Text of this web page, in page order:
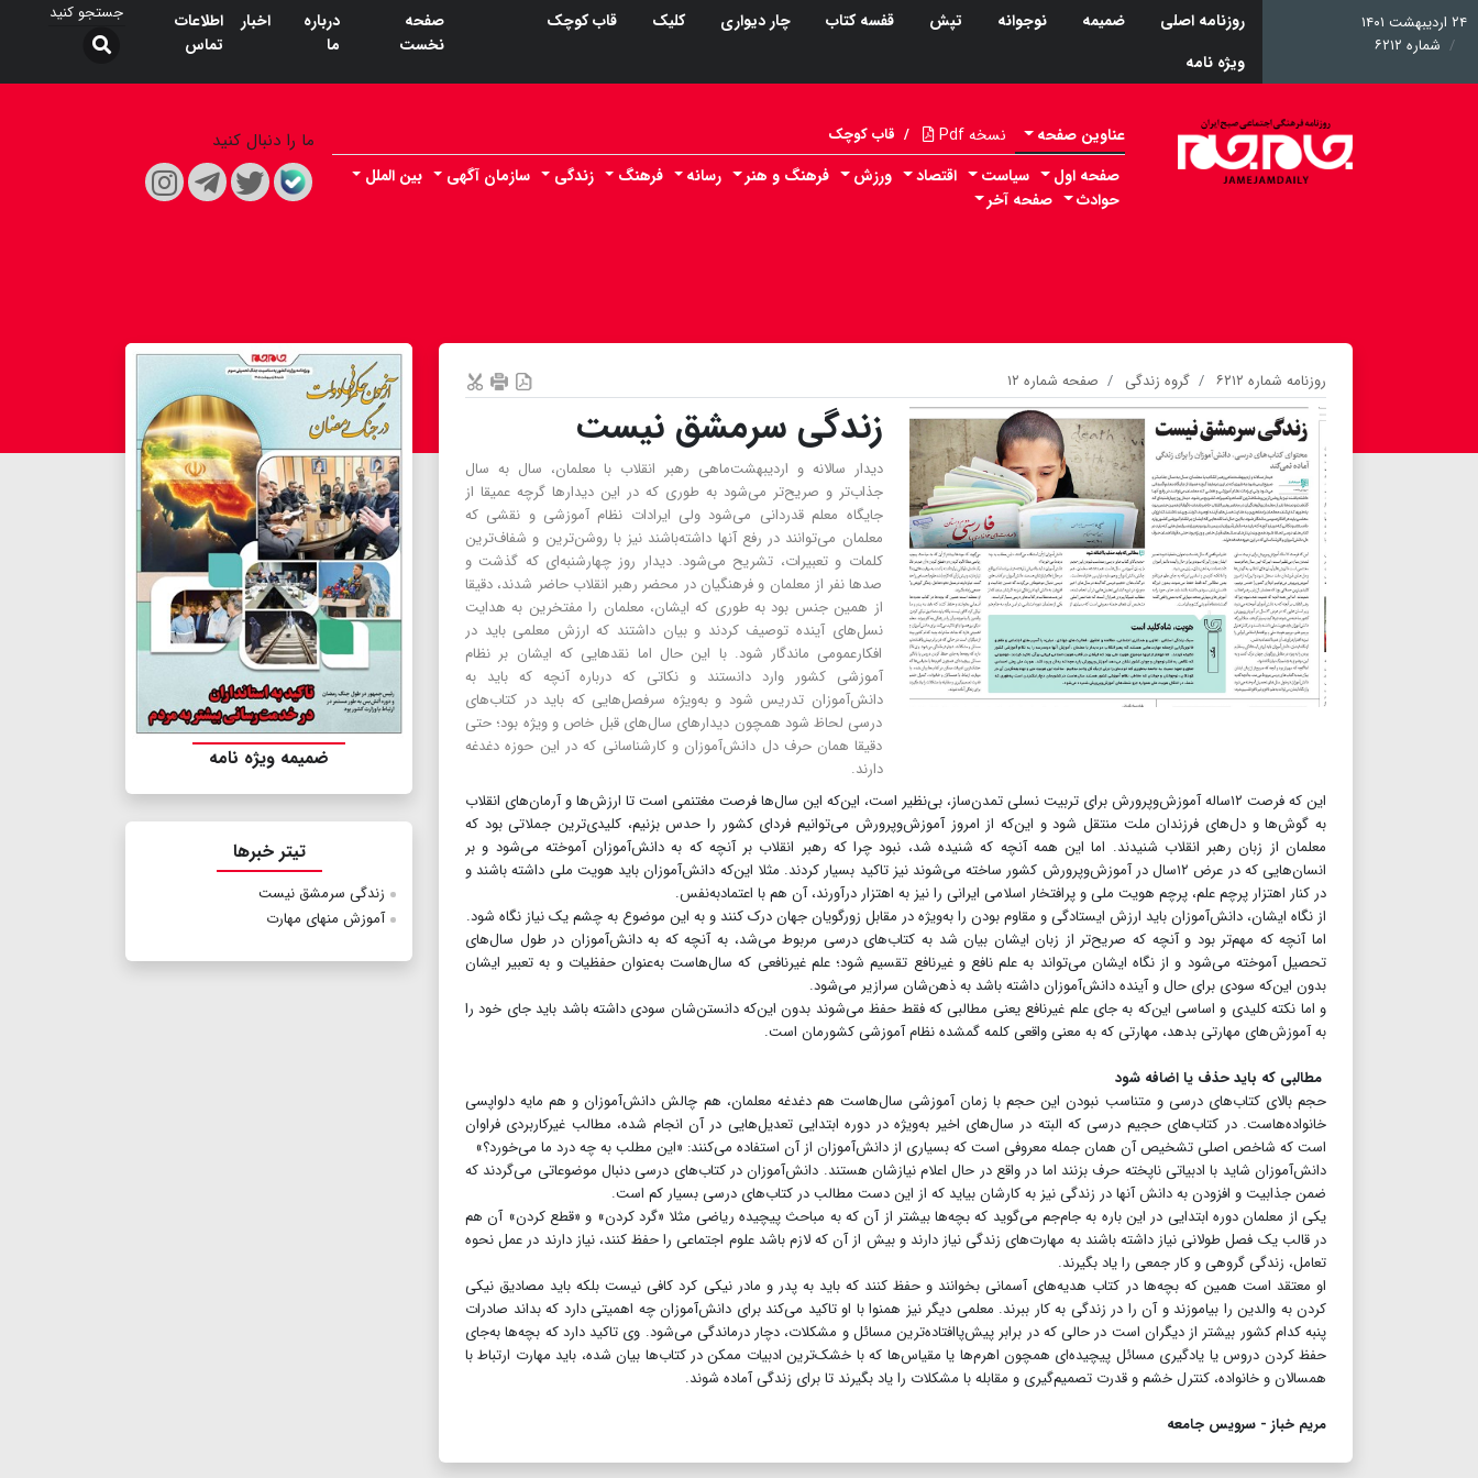
۲۴ اردیبهشت ۱۴۰۱
شماره ۶۲۱۲
روزنامه اصلی ضمیمه نوجوانه تپش قفسه کتاب چار دیواری کلیک
قاب کوچک
ویژه نامه
صفحه
نخست
درباره
ما
اخبار
اطلاعات
تماس
عناوین صفحه نسخه Pdf / قاب کوچک
صفحه اول سیاست اقتصاد ورزش فرهنگ و هنر رسانه فرهنگ زندگی سازمان آگهی
بین الملل
حوادث
صفحه آخر
ما را دنبال کنید
روزنامه شماره ۶۲۱۲ گروه زندگی صفحه شماره ۱۲
زندگی سرمشق نیست
دیدار سالانه و اردیبهشت‌ماهی رهبر انقلاب با معلمان، سال به سال
جذاب‌تر و صریح‌تر می‌شود به طوری که در این دیدارها گرچه عمیقا از
جایگاه معلم قدردانی می‌شود ولی ایرادات نظام آموزشی و نقشی که
معلمان می‌توانند در رفع آنها داشته‌باشند نیز با روشن‌ترین و شفاف‌ترین
کلمات و تعبیرات، تشریح می‌شود. دیدار روز چهارشنبه‌ای که گذشت و
صدها نفر از معلمان و فرهنگیان در محضر رهبر انقلاب حاضر شدند،‌ دقیقا
از همین جنس بود به طوری که ایشان،‌ معلمان را مفتخرین به هدایت
نسل‌های آینده توصیف کردند و بیان داشتند که ارزش معلمی باید در
افکارعمومی ماندگار شود. با این حال اما نقدهایی که ایشان بر نظام
آموزشی کشور وارد دانستند و نکاتی که درباره آنچه که باید به
دانش‌آموزان تدریس شود و به‌ویژه سرفصل‌هایی که باید در کتاب‌های
درسی لحاظ شود همچون دیدار‌های سال‌های قبل خاص و ویژه بود؛‌ حتی
دقیقا همان حرف دل دانش‌آموزان و کارشناسانی که در این حوزه دغدغه
دارند.
این که فرصت ۱۲‌ساله آموزش‌و‌پرورش برای تربیت نسلی تمدن‌ساز، بی‌نظیر است،‌ این‌که این سال‌ها فرصت مغتنمی است تا ارزش‌ها و آرمان‌های انقلاب
به گوش‌ها و دل‌های فرزندان ملت منتقل شود و این‌که از امروز آموزش‌وپرورش می‌توانیم فردای کشور را حدس بزنیم،‌ کلیدی‌ترین جملاتی بود که
معلمان از زبان رهبر انقلاب شنیدند. اما این همه آنچه که شنیده شد، نبود چرا که رهبر انقلاب بر آنچه که به دانش‌آموزان آموخته می‌شود و بر
انسان‌هایی که در عرض ۱۲‌سال در آموزش‌و‌پرورش کشور ساخته می‌شوند نیز تاکید بسیار کردند. مثلا این‌که دانش‌آموزان باید هویت ملی داشته باشند و
در کنار اهتزار پرچم علم، پرچم هویت ملی و پر‌افتخار اسلامی ایرانی را نیز به اهتزار در‌آورند، ‌آن هم با اعتماد‌به‌نفس.
از نگاه ایشان، ‌دانش‌آموزان باید ارزش ایستادگی و مقاوم بودن را به‌ویژه در مقابل زورگویان جهان درک کنند و به این موضوع به چشم یک نیاز نگاه شود.
اما آنچه که مهم‌تر بود و آنچه که صریح‌تر از زبان ایشان بیان شد به کتاب‌های درسی مربوط می‌شد، به آنچه که به دانش‌آموزان در طول سال‌های
تحصیل آموخته می‌شود و از نگاه ایشان می‌تواند به علم نافع و غیرنافع تقسیم شود؛‌ علم غیرنافعی که سال‌هاست به‌عنوان حفظیات و به تعبیر ایشان
بدون این‌که سودی برای حال و آینده دانش‌آموزان داشته باشد به ذهن‌شان سرازیر می‌شود.
و اما نکته کلیدی و اساسی این‌که به جای علم غیرنافع یعنی مطالبی که فقط حفظ می‌شوند بدون این‌که دانستن‌شان سودی داشته باشد باید جای خود را
به آموزش‌های مهارتی بدهد،‌ مهارتی که به معنی واقعی کلمه گمشده نظام آموزشی کشورمان است.
مطالبی که باید حذف یا اضافه شود
حجم بالای کتاب‌های درسی و متناسب نبودن این حجم با زمان آموزشی سال‌هاست هم دغدغه معلمان،‌ هم چالش دانش‌آموزان و هم مایه دلواپسی
خانواده‌هاست. در کتاب‌های حجیم درسی که البته در سال‌های اخیر به‌ویژه در دوره ابتدایی تعدیل‌هایی در آن انجام شده،‌ مطالب غیرکاربردی فراوان
است که شاخص اصلی تشخیص آن همان جمله معروفی است که بسیاری از دانش‌آموزان از آن استفاده می‌کنند: «این مطلب به چه درد ما می‌خورد؟»
دانش‌آموزان شاید با ادبیاتی ناپخته حرف بزنند اما در واقع در حال اعلام نیازشان هستند. دانش‌آموزان در کتاب‌های درسی دنبال موضوعاتی می‌گردند که
ضمن جذابیت و افزودن به دانش آنها در زندگی نیز به کارشان بیاید که از این دست مطالب در کتاب‌های درسی بسیار کم است.
یکی از معلمان دوره ابتدایی در این باره به جام‌جم می‌گوید که بچه‌ها بیشتر از آن که به مباحث پیچیده ریاضی مثلا «گرد کردن» و «قطع کردن» آن هم
در قالب یک فصل طولانی نیاز داشته باشند به مهارت‌های زندگی نیاز دارند و بیش از آن که لازم باشد علوم اجتماعی را حفظ کنند، نیاز دارند در عمل نحوه
تعامل، زندگی گروهی و کار جمعی را یاد بگیرند.
او معتقد است همین که بچه‌ها در کتاب هدیه‌های آسمانی بخوانند و حفظ کنند که باید به پدر و مادر نیکی کرد کافی نیست بلکه باید مصادیق نیکی
کردن به والدین را بیاموزند و آن را در زندگی به کار ببرند. معلمی دیگر نیز همنوا با او تاکید می‌کند برای دانش‌آموزان چه اهمیتی دارد که بداند صادرات
پنبه کدام کشور بیشتر از دیگران است در حالی که در برابر پیش‌پاافتاده‌ترین مسائل و مشکلات، دچار درماندگی می‌شود. وی تاکید دارد که بچه‌ها به‌جای
حفظ کردن دروس یا یادگیری مسائل پیچیده‌ای همچون اهرم‌ها یا مقیاس‌ها که با خشک‌ترین ادبیات ممکن در کتاب‌ها بیان شده، باید مهارت ارتباط با
همسالان و خانواده، کنترل خشم و قدرت تصمیم‌گیری و مقابله با مشکلات را یاد بگیرند تا برای زندگی آماده شوند.
مریم خباز - سرویس جامعه
ضمیمه ویژه نامه
تیتر خبرها
زندگی سرمشق نیست
آموزش منهای مهارت